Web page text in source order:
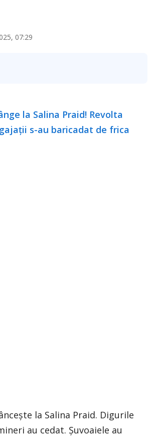
07:29
la Salina Praid. Digurile
au cedat. Şuvoaiele au